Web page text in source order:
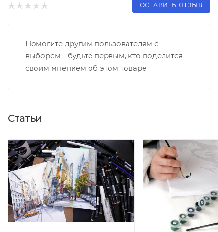
ОСТАВИТЬ ОТЗЫВ
Помогите другим пользователям с
выбором - будьте первым, кто поделится
своим мнением об этом товаре
Статьи